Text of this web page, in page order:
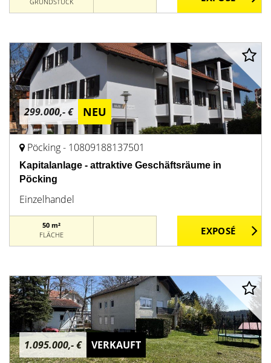
299.000,- € NEU
Pöcking - 10809188137501
Kapitalanlage - attraktive Geschäftsräume in
Pöcking
Einzelhandel
50 m²
FLÄCHE
1.095.000,- € VERKAUFT